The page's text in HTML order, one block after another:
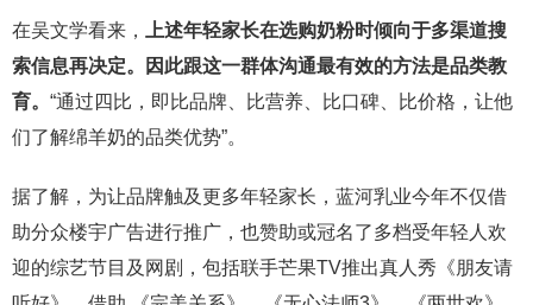
在吴文学看来，
上述年轻家长在选购奶粉时倾向于多渠道搜
索信息再决定。因此跟这一群体沟通最有效的方法是品类教
育。 “通过四比，即比品牌、比营养、比口碑、比价格，让他
们了解绵羊奶的品类优势”。
据了解，为让品牌触及更多年轻家长，蓝河乳业今年不仅借
助分众楼宇广告进行推广，也赞助或冠名了多档受年轻人欢
迎的综艺节目及网剧，包括联手芒果TV推出真人秀《朋友请